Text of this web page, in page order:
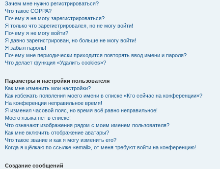
Зачем мне нужно регистрироваться?
Что такое COPPA?
Почему я не могу зарегистрироваться?
Я только что зарегистрировался, но не могу войти!
Почему я не могу войти?
Я давно зарегистрирован, но больше не могу войти!
Я забыл пароль!
Почему мне периодически приходится повторять ввод имени и пароля?
Что делает функция «Удалить cookies»?
Параметры и настройки пользователя
Как мне изменить мои настройки?
Как избежать появления моего имени в списке «Кто сейчас на конференции»?
На конференции неправильное время!
Я изменил часовой пояс, но время всё равно неправильное!
Моего языка нет в списке!
Что означают изображения рядом с моим именем пользователя?
Как мне включить отображение аватары?
Что такое звание и как я могу изменить его?
Когда я щёлкаю по ссылке «email», от меня требуют войти на конференцию!
Создание сообщений